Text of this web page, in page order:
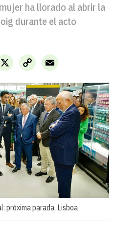
ha llorado al abrir la
durante el acto
X
Copy
Link
Email
próxima parada, Lisboa